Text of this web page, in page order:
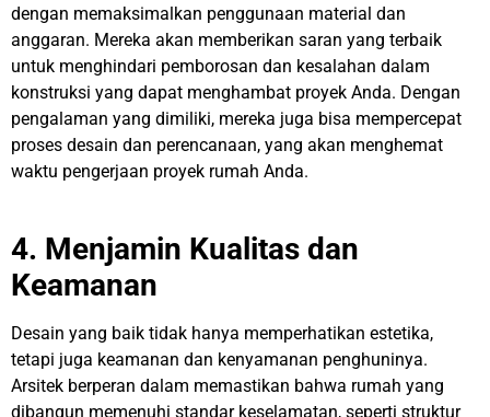
dengan memaksimalkan penggunaan material dan
anggaran. Mereka akan memberikan saran yang terbaik
untuk menghindari pemborosan dan kesalahan dalam
konstruksi yang dapat menghambat proyek Anda. Dengan
pengalaman yang dimiliki, mereka juga bisa mempercepat
proses desain dan perencanaan, yang akan menghemat
waktu pengerjaan proyek rumah Anda.
4. Menjamin Kualitas dan
Keamanan
Desain yang baik tidak hanya memperhatikan estetika,
tetapi juga keamanan dan kenyamanan penghuninya.
Arsitek berperan dalam memastikan bahwa rumah yang
dibangun memenuhi standar keselamatan, seperti struktur